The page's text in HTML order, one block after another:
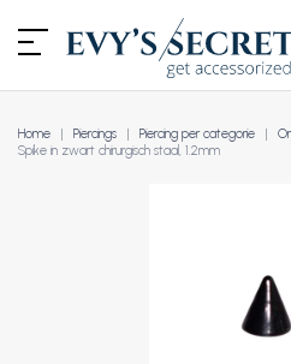
Home Piercings Piercing per categorie
Spike in zwart chirurgisch staal, 1.2mm